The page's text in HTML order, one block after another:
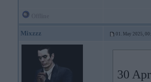
Mixzzz 01. May 2025,
30